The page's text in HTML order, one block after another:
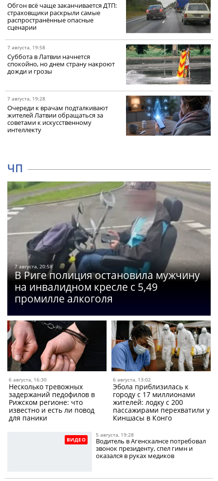
Обгон всё чаще заканчивается ДТП:
страховщики раскрыли самые
распространённые опасные
сценарии
7 августа, 19:58
Суббота в Латвии начнется
спокойно, но днем страну накроют
дожди и грозы
7 августа, 19:28
Очереди к врачам подталкивают
жителей Латвии обращаться за
советами к искусственному
интеллекту
ЧП
7 августа, 20:58
В Риге полиция остановила мужчину
на инвалидном кресле с 5,49
промилле алкоголя
6 августа, 16:30
Несколько тревожных
задержаний педофилов в
Рижском регионе: что
известно и есть ли повод
для паники
6 августа, 13:02
Эбола приблизилась к
городу с 17 миллионами
жителей: лодку с 200
пассажирами перехватили у
Киншасы в Конго
ВИДЕО
5 августа, 19:28
Водитель в Агенскалнсе потребовал
звонок президенту, спел гимн и
оказался в руках медиков